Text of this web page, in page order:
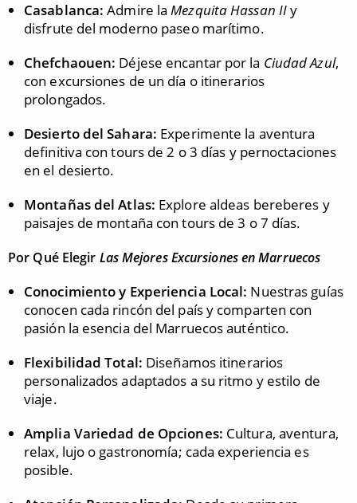
Casablanca: Admire laMezquita Hassan IIy
disfrute del moderno paseo marítimo.
Chefchaouen: Déjese encantar por la Ciudad Azul,
con excursiones de un día o itinerarios
prolongados.
Desierto del Sahara: Experimente la aventura
definitiva con tours de 2 o 3 días y pernoctaciones
en el desierto.
Montañas del Atlas: Explore aldeas bereberes y
paisajes de montaña con tours de 3 o 7 días.
Por Qué Elegir Las Mejores Excursiones en Marruecos
Conocimiento y Experiencia Local: Nuestras guías
conocen cada rincón del país y comparten con
pasión la esencia del Marruecos auténtico.
Flexibilidad Total: Diseñamos itinerarios
personalizados adaptados a su ritmo y estilo de
viaje.
Amplia Variedad de Opciones: Cultura, aventura,
relax, lujo o gastronomía; cada experiencia es
posible.